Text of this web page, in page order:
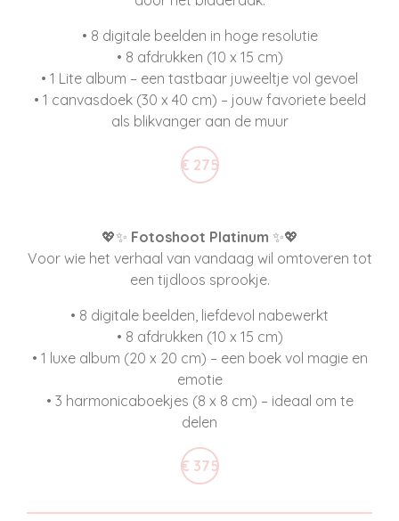
• 8 digitale beelden in hoge resolutie
• 8 afdrukken (10 x 15 cm)
• 1 Lite album – een tastbaar juweeltje vol gevoel
• 1 canvasdoek (30 x 40 cm) – jouw favoriete beeld
als blikvanger aan de muur
€ 275
💖✨ Fotoshoot Platinum ✨💖
Voor wie het verhaal van vandaag wil omtoveren tot
een tijdloos sprookje.
• 8 digitale beelden, liefdevol nabewerkt
• 8 afdrukken (10 x 15 cm)
• 1 luxe album (20 x 20 cm) – een boek vol magie en
emotie
• 3 harmonicaboekjes (8 x 8 cm) – ideaal om te
delen
€ 375